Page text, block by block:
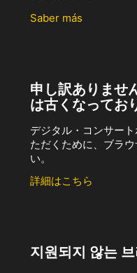
Saber más
申し訳ありませ
は古くなってお
デジタル・コンサー
ただくために、ブラ
い。
詳細はこちら
지원되지 않는